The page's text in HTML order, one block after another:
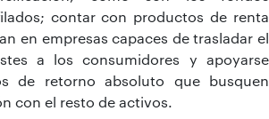
contar con productos de renta
en empresas capaces de trasladar el
a los consumidores y apoyarse
de retorno absoluto que busquen
con el resto de activos.